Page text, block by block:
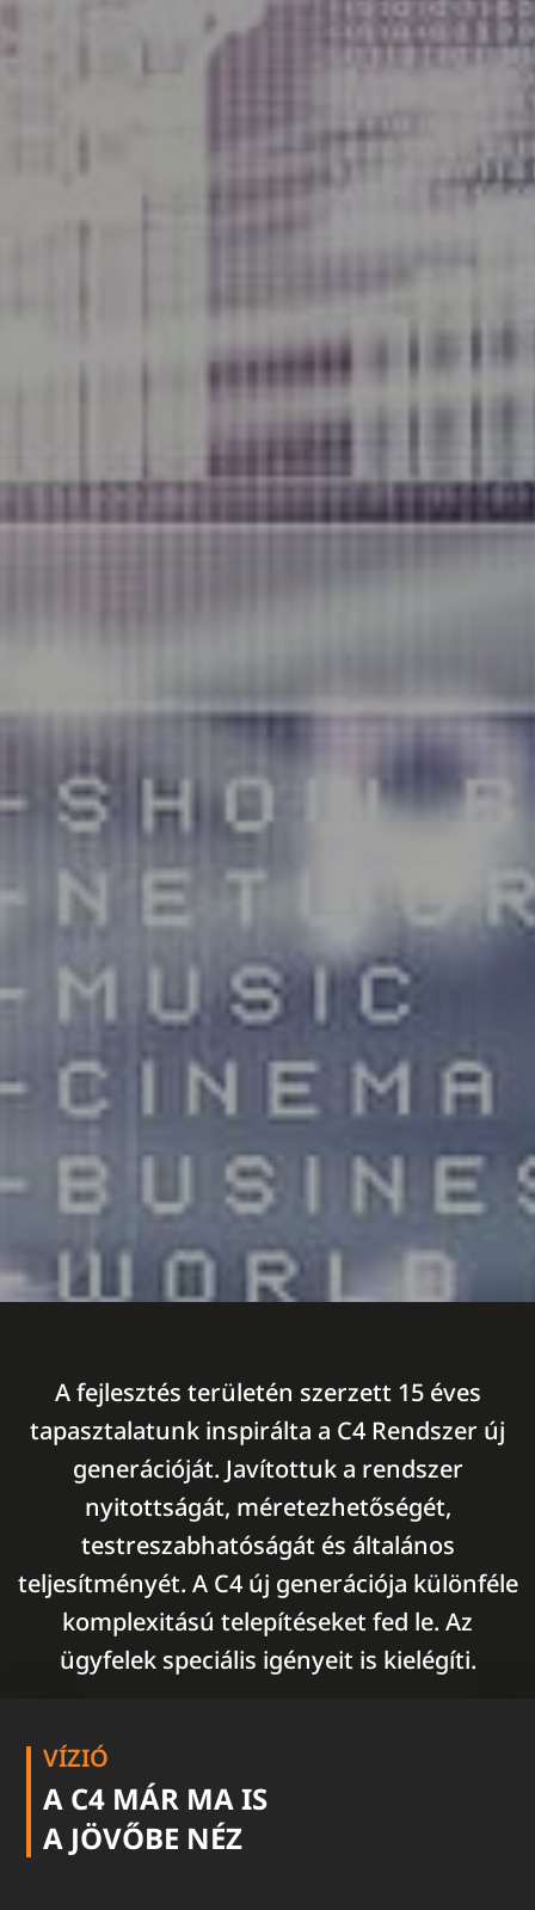
A fejlesztés területén szerzett 15 éves
tapasztalatunk inspirálta a C4 Rendszer új
generációját. Javítottuk a rendszer
nyitottságát, méretezhetőségét,
testreszabhatóságát és általános
teljesítményét. A C4 új generációja különféle
komplexitású telepítéseket fed le. Az
ügyfelek speciális igényeit is kielégíti.
VÍZIÓ
A C4 MÁR MA IS
A JÖVŐBE NÉZ